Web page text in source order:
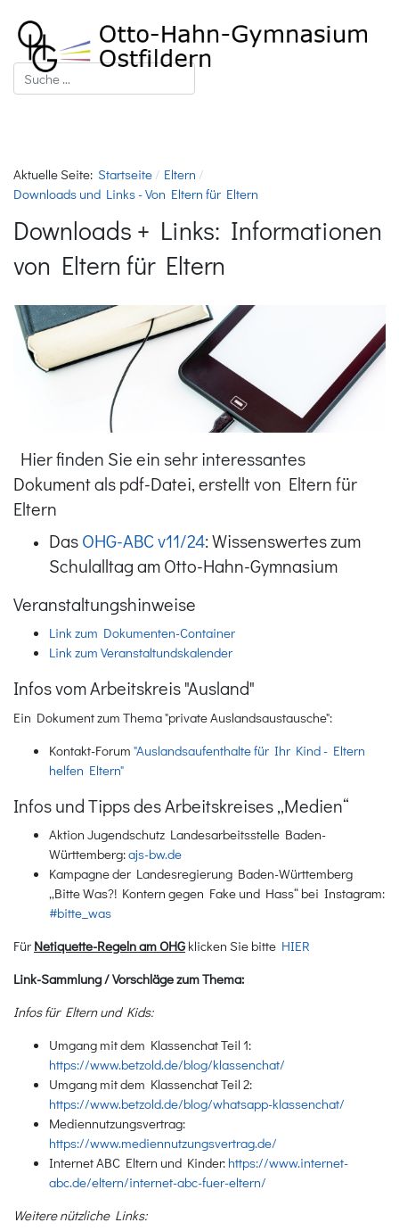
Suchen
Aktuelle Seite: Startseite
Eltern
Downloads und Links - Von Eltern für Eltern
Downloads + Links: Informationen
von Eltern für Eltern
Hier finden Sie ein sehr interessantes
Dokument als pdf-Datei, erstellt von Eltern für
Eltern
DasOHG-ABC v11/24: Wissenswertes zum
Schulalltag am Otto-Hahn-Gymnasium
Veranstaltungshinweise
Link zum Dokumenten-Container
Link zum Veranstaltundskalender
Infos vom Arbeitskreis "Ausland"
Ein Dokument zum Thema "private Auslandsaustausche":
Kontakt-Forum "Auslandsaufenthalte für Ihr Kind - Eltern
helfen Eltern"
Infos und Tipps des Arbeitskreises „Medien“
Aktion Jugendschutz Landesarbeitsstelle Baden-
Württemberg:ajs-bw.de
Kampagne der Landesregierung Baden-Württemberg
„Bitte Was?! Kontern gegen Fake und Hass“ bei Instagram:
#bitte_was
Für Netiquette-Regeln am OHG klicken Sie bitte HIER
Link-Sammlung / Vorschläge zum Thema:
Infos für Eltern und Kids:
Umgang mit dem Klassenchat Teil 1:
https://www.betzold.de/blog/klassenchat/
Umgang mit dem Klassenchat Teil 2:
https://www.betzold.de/blog/whatsapp-klassenchat/
Mediennutzungsvertrag:
https://www.mediennutzungsvertrag.de/
Internet ABC Eltern und Kinder: https://www.internet-
abc.de/eltern/internet-abc-fuer-eltern/
Weitere nützliche Links: